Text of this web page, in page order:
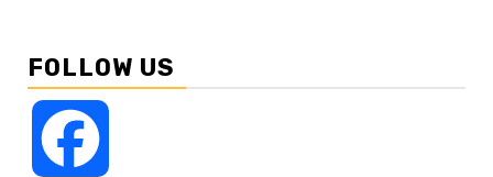
FOLLOW US